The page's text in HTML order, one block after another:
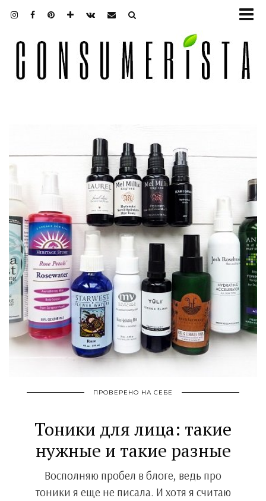
ПРОВЕРЕНО НА СЕБЕ
Тоники для лица: такие
нужные и такие разные
Восполняю пробел в блоге, ведь про
тоники я еще не писала. И хотя я считаю